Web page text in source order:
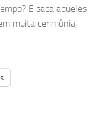
E saca aqueles
muita cerimônia,